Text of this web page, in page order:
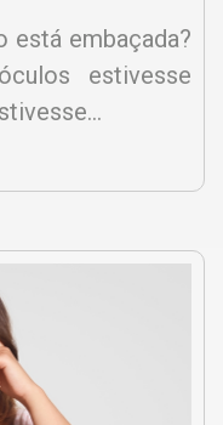
está embaçada?
estivesse